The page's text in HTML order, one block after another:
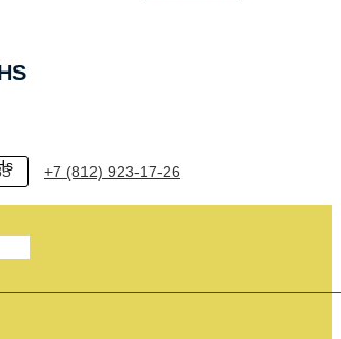
+7 (812) 923-17-26